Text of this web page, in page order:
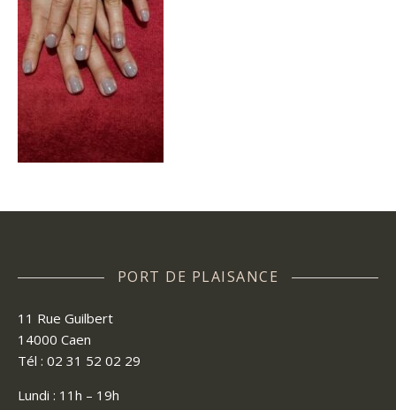
PORT DE PLAISANCE
11 Rue Guilbert
14000 Caen
Tél : 02 31 52 02 29
Lundi : 11h – 19h